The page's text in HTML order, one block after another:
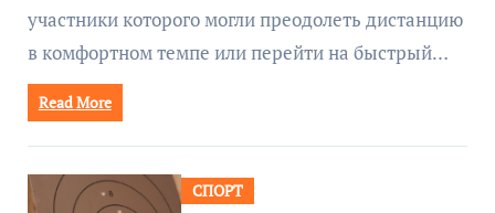
участники которого могли преодолеть дистанцию
в комфортном темпе или перейти на быстрый…
Read More
СПОРТ